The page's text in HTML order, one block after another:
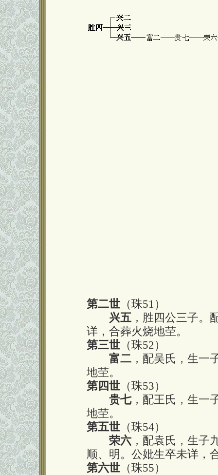
第二世 （珠51）
兴五 ，胜四公三子。
详，合葬火烧地茔。
第三世 （珠52）
富二 ，配吴氏，生一
地茔。
第四世 （珠53）
贵七，配王氏，生一
地茔。
第五世 （珠54）
荣六 ，配袁氏，生子
顺、明。公妣生卒未详，
第六世 （珠55）